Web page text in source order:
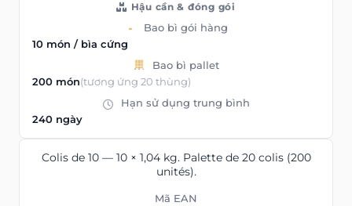
Hậu cần & đóng gói
Bao bì gói hàng
10 món / bìa cứng
Bao bì pallet
200 món(tương ứng 20 thùng)
Hạn sử dụng trung bình
240 ngày
Colis de 10 — 10 × 1,04 kg. Palette de 20 colis (200
unités).
Mã EAN